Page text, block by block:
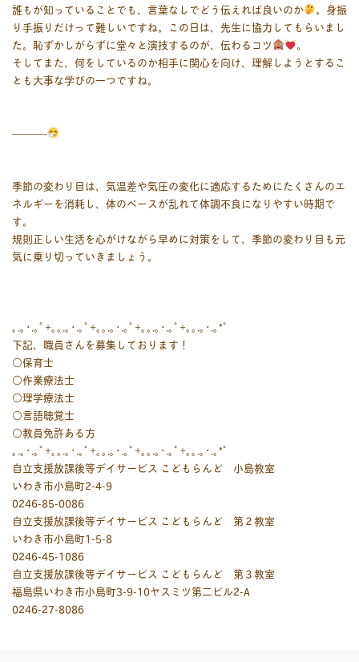
誰もが知っていることでも、言葉なしでどう伝えれば良いのか
。身振
り手振りだけって難しいですね。この日は、先生に協力してもらいまし
た。恥ずかしがらずに堂々と演技するのが、伝わるコツ
。
そしてまた、何をしているのか相手に関心を向け、理解しようとするこ
とも大事な学びの一つですね。
———-
季節の変わり目は、 気温差や気圧の変化に適応するためにたくさんのエ
ネルギーを消耗し、体のペースが乱れて体調不良になりやすい時期で
す。
規則正しい生活を心がけながら早めに対策をして、季節の変わり目も元
気に乗り切っていきましょう。
｡.｡･.｡ﾟ+｡｡.｡･.｡ﾟ+｡｡.｡･.｡ﾟ+｡｡.｡･.｡ﾟ+｡｡.｡･.｡*ﾟ
下記、職員さんを募集しております！
○保育士
○作業療法士
○理学療法士
○言語聴覚士
○教員免許ある方
｡.｡･.｡ﾟ+｡｡.｡･.｡ﾟ+｡｡.｡･.｡ﾟ+｡｡.｡･.｡ﾟ+｡｡.｡･.｡*ﾟ
自立支援放課後等デイサービス こどもらんど 小島教室
いわき市小島町2-4-9
0246-85-0086
自立支援放課後等デイサービス こどもらんど 第２教室
いわき市小島町1-5-8
0246-45-1086
自立支援放課後等デイサービス こどもらんど 第３教室
福島県いわき市小島町3-9-10ヤスミツ第二ビル2-A
0246-27-8086